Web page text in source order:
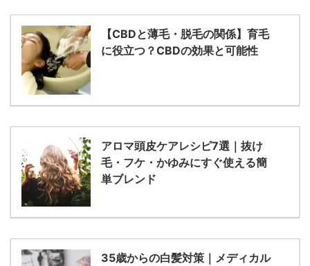
【CBDと薄毛・脱毛の関係】育毛
に役立つ？CBDの効果と可能性
アロマ頭皮ケアレシピ7選｜抜け
毛・フケ・かゆみにすぐ使える簡
単ブレンド
35歳からの白髪対策｜メディカル